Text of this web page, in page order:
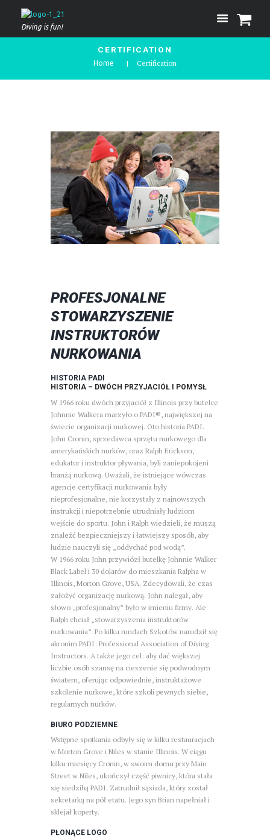
Diving is fun!
CERTIFICATION
Home Certification
PROFESJONALNE
STOWARZYSZENIE
INSTRUKTORÓW
NURKOWANIA
HISTORIA PADI
HISTORIA – DWÓCH PRZYJACIÓŁ I POMYSŁ
W 1966 roku dwóch przyjaciół z Illinois przy butelce
Johnnie Walkera marzyło o PADI®, największej na
świecie organizacji nurkowej. Oto historia PADI.
John Cronin, sprzedawca sprzętu nurkowego dla
amerykańskich nurków, oraz Ralph Erickson,
edukator i instruktor pływania, byli zaniepokojeni
branżą nurkową. Uważali, że istniejące wówczas
agencje certyfikacji nurkowania były
nieprofesjonalne, nie korzystały z najnowszych
instrukcji i niepotrzebnie utrudniały ludziom
wejście do sportu. John i Ralph wiedzieli, że muszą
znaleźć bezpieczniejszy i łatwiejszy sposób, aby
ludzie nauczyli się „oddychać pod wodą”.
W 1966 roku John przywiózł butelkę Johnnie Walker
Black Label i 30 dolarów do mieszkania Ralpha w
Illinois, Morton Grove, USA. Zdecydowali, że czas
założyć organizację nurkową. John nalegał, aby
słowo „profesjonalny” było w imieniu firmy. Ale
Ralph chciał „stowarzyszenia instruktorów
nurkowania”. Po kilku rundach Szkotów narodził się
akronim PADI: Professional Association of Diving
Instructors. A także jego cel: aby dać większej
liczbie osób szansę na cieszenie się podwodnym
światem, oferując odpowiednie, instruktażowe
szkolenie nurkowe, które szkoli pewnych siebie,
regularnych nurków.
BIURO PODZIEMNE
Wstępne spotkania odbyły się w kilku restauracjach
w Morton Grove i Niles w stanie Illinois. W ciągu
kilku miesięcy Cronin, w swoim domu przy Main
Street w Niles, ukończył część piwnicy, która stała
się siedzibą PADI. Zatrudnił sąsiada, który został
sekretarką na pół etatu. Jego syn Brian napełniał i
sklejał koperty.
PŁONĄCE LOGO